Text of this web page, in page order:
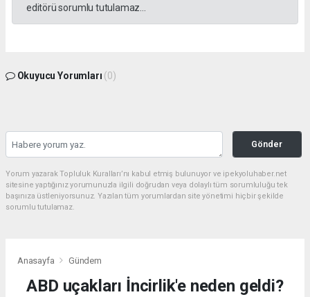
editörü sorumlu tutulamaz...
Okuyucu Yorumları (0)
Gönder
Yorum yazarak Topluluk Kuralları’nı kabul etmiş bulunuyor ve ipekyoluhaber.net
sitesine yaptığınız yorumunuzla ilgili doğrudan veya dolaylı tüm sorumluluğu tek
başınıza üstleniyorsunuz. Yazılan tüm yorumlardan site yönetimi hiçbir şekilde
sorumlu tutulamaz.
Anasayfa Gündem
ABD uçakları İncirlik'e neden geldi?